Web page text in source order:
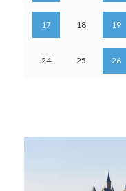
17 18 19
24 25 26